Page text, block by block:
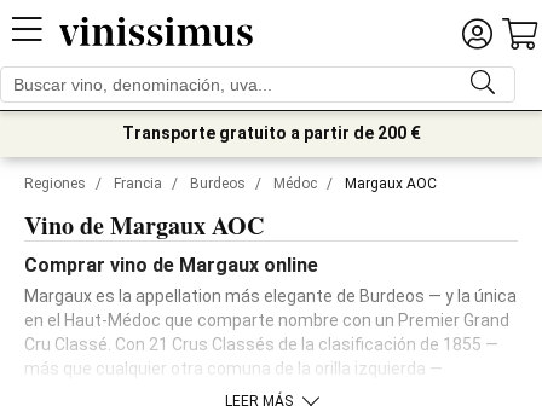
Transporte gratuito a partir de 200 €
Regiones / Francia / Burdeos / Médoc / Margaux AOC
Vino de Margaux AOC
Comprar vino de Margaux online
Margaux es la appellation más elegante de Burdeos — y la única
en el Haut-Médoc que comparte nombre con un Premier Grand
Cru Classé. Con 21 Crus Classés de la clasificación de 1855 —
más que cualquier otra comuna de la orilla izquierda —
concentra una densidad extraordinaria de fincas de calidad en
LEER MÁS